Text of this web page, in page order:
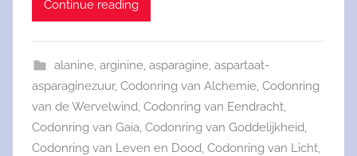
Continue reading
alanine, arginine, asparagine, aspartaat-
asparaginezuur, Codonring van Alchemie, Codonring
van de Wervelwind, Codonring van Eendracht,
Codonring van Gaia, Codonring van Goddelijkheid,
Codonring van Leven en Dood, Codonring van Licht,